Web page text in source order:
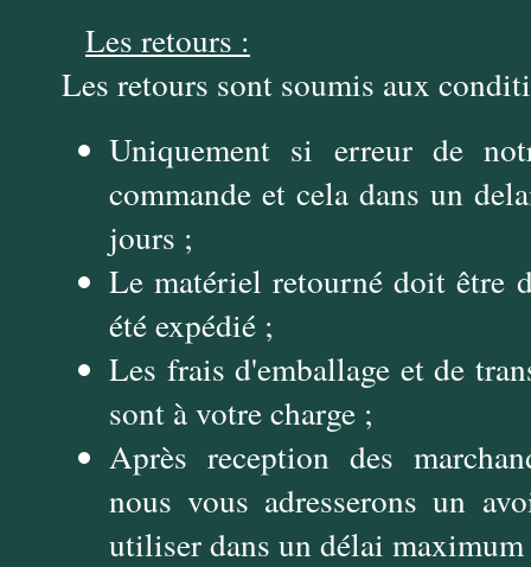
Les retours :
Les retours sont soumis aux
Uniquement si erreur de
commande et cela dans un
jours ;
Le matériel retourné doit être
été expédié ;
Les frais d'emballage et de
sont à votre charge ;
Après reception des
nous vous adresserons un
utiliser dans un délai